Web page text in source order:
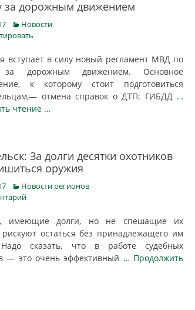
за дорожным движением
Categories
Новости
вступает в силу новый регламент МВД по
за дорожным движением. Основное
к которому стоит подготовиться
отмена справок о ДТП: ГИБДД …
чтение …
За долги десятки охотников
оружия
Categories
Новости регионов
имеющие долги, но не спешащие их
рискуют остаться без принадлежащего им
сказать, что в работе судебных
— это очень эффективный … Продолжить